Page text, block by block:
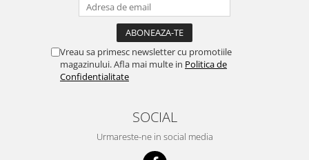
Vreau sa primesc newsletter cu promotiile
magazinului. Afla mai multe in Politica de
Confidentialitate
SOCIAL
Urmareste-ne in social media